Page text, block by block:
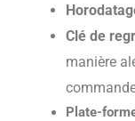
Clé de
manière
Plate-